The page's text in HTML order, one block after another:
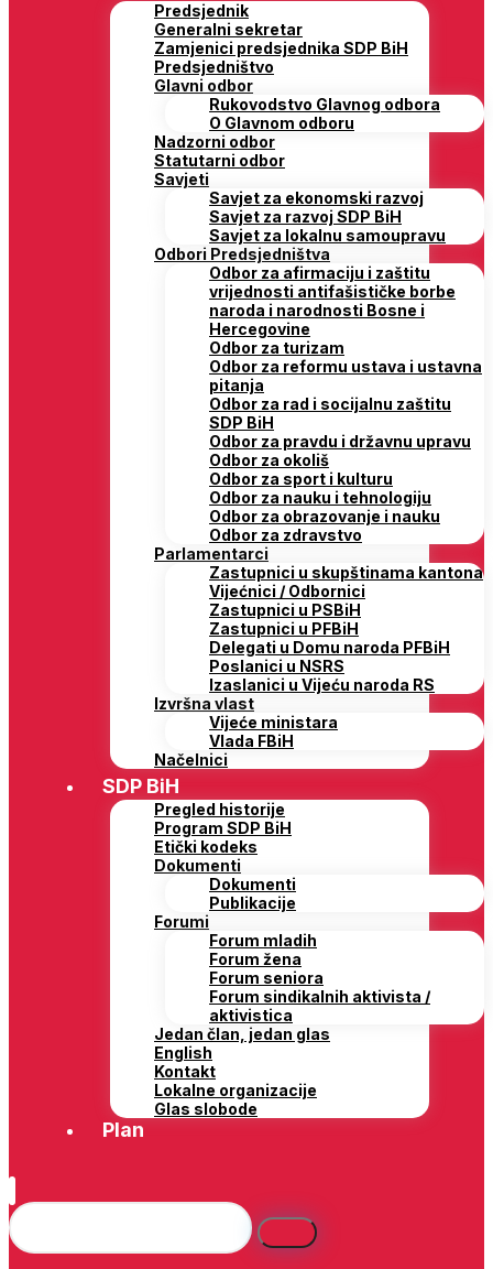
Predsjednik
Generalni sekretar
Zamjenici predsjednika SDP BiH
Predsjedništvo
Glavni odbor
Rukovodstvo Glavnog odbora
O Glavnom odboru
Nadzorni odbor
Statutarni odbor
Savjeti
Savjet za ekonomski razvoj
Savjet za razvoj SDP BiH
Savjet za lokalnu samoupravu
Odbori Predsjedništva
Odbor za afirmaciju i zaštitu
vrijednosti antifašističke borbe
naroda i narodnosti Bosne i
Hercegovine
Odbor za turizam
Odbor za reformu ustava i ustavna
pitanja
Odbor za rad i socijalnu zaštitu
SDP BiH
Odbor za pravdu i državnu upravu
Odbor za okoliš
Odbor za sport i kulturu
Odbor za nauku i tehnologiju
Odbor za obrazovanje i nauku
Odbor za zdravstvo
Parlamentarci
Zastupnici u skupštinama kantona
Vijećnici / Odbornici
Zastupnici u PSBiH
Zastupnici u PFBiH
Delegati u Domu naroda PFBiH
Poslanici u NSRS
Izaslanici u Vijeću naroda RS
Izvršna vlast
Vijeće ministara
Vlada FBiH
Načelnici
SDP BiH
Pregled historije
Program SDP BiH
Etički kodeks
Dokumenti
Dokumenti
Publikacije
Forumi
Forum mladih
Forum žena
Forum seniora
Forum sindikalnih aktivista /
aktivistica
Jedan član, jedan glas
English
Kontakt
Lokalne organizacije
Glas slobode
Plan